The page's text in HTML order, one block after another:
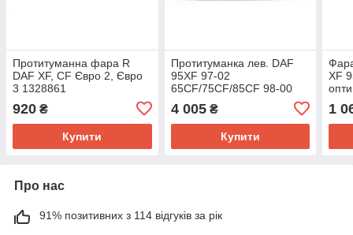
Протитуманна фара R
DAF XF, CF Євро 2, Євро
3 1328861
920 ₴
Купити
Протитуманка лев. DAF
95XF 97-02
65CF/75CF/85CF 98-00
4 005₴
Купити
XF
1
Про нас
91% позитивних з 114 відгуків за рік